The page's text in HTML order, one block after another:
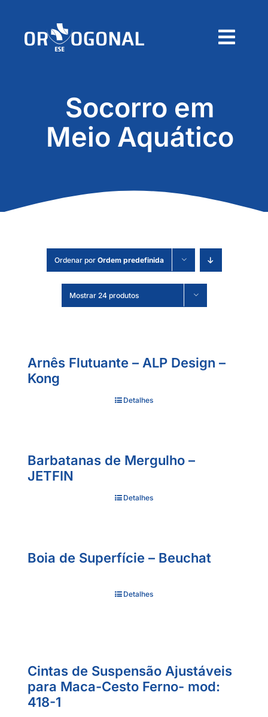
content
Socorro em
Meio Aquático
Ordenar por Ordem predefinida
Mostrar 24 produtos
Arnês Flutuante – ALP Design –
Kong
Detalhes
Barbatanas de Mergulho –
JETFIN
Detalhes
Boia de Superfície – Beuchat
Detalhes
Cintas de Suspensão Ajustáveis
para Maca-Cesto Ferno- mod:
418-1